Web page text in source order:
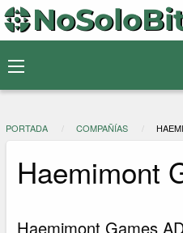
PORTADA COMPAÑÍAS
Haemimont
Haemimont Games